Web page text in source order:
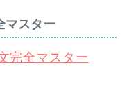
マスター
完全マスター